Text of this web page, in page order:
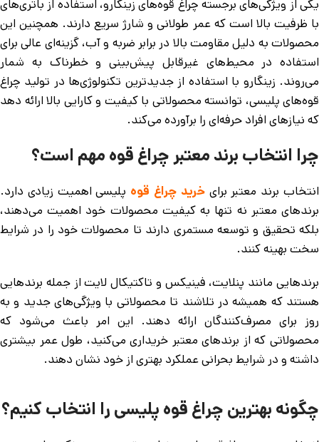
یکی از ویژگی‌های برجسته چراغ قوه‌های زینگارو، استفاده از باتری‌های
با ظرفیت بالا است که عمر طولانی و شارژ سریع دارند. همچنین این
محصولات به دلیل مقاومت بالا در برابر ضربه و آب، گزینه‌ای عالی برای
استفاده در محیط‌های غیرقابل پیش‌بینی و خطرناک به شمار
می‌روند. زینگارو با استفاده از جدیدترین تکنولوژی‌ها در تولید چراغ
قوه‌های پلیسی، توانسته محصولاتی با کیفیت و کارایی بالا ارائه دهد
که نیازهای افراد حرفه‌ای را برآورده می‌کند.
چرا انتخاب برند معتبر چراغ قوه مهم است؟
انتخاب برند معتبر برایخرید چراغ قوه پلیسی اهمیت زیادی دارد.
برندهای معتبر نه تنها به کیفیت محصولات خود اهمیت می‌دهند،
بلکه تحقیق و توسعه مستمری دارند تا محصولات خود را در شرایط
سخت بهینه کنند.
برندهایی مانند پنلایت، فینیکس و تاکتیکال لایت از جمله برندهایی
هستند که همیشه در تلاشند تا محصولاتی با ویژگی‌های جدید و به
روز برای مصرف‌کنندگان ارائه دهند. این امر باعث می‌شود که
محصولاتی که از برندهای معتبر خریداری می‌کنید، طول عمر بیشتری
داشته و در شرایط بحرانی عملکرد بهتری از خود نشان دهند.
چگونه بهترین چراغ قوه پلیسی را انتخاب کنیم؟